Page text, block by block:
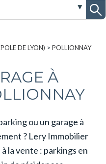
DE LYON) > POLLIONNAY
À
ou un garage à
? Lery Immobilier
la vente : parkings en